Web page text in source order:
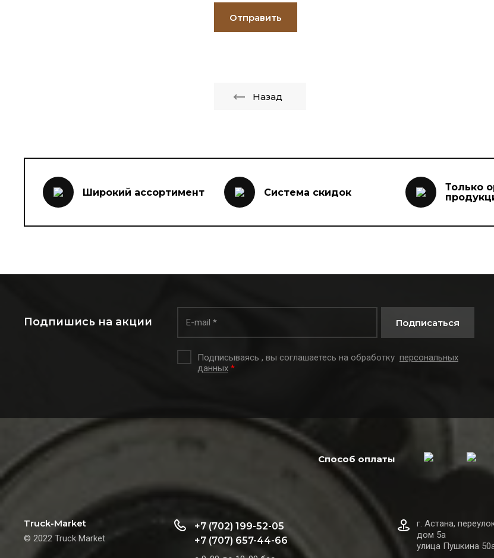
Отправить
Назад
Широкий ассортимент Система скидок
Только
Подпишись на акции
Подписываясь , вы соглашаетесь на обработку персональных
данных *
Подписаться
Способ оплаты
Truck-Market
© 2022 Truck Market
+7 (702) 199-52-05
+7 (707) 657-44-66
г. Астана,
дом 5а
улица Пушкина